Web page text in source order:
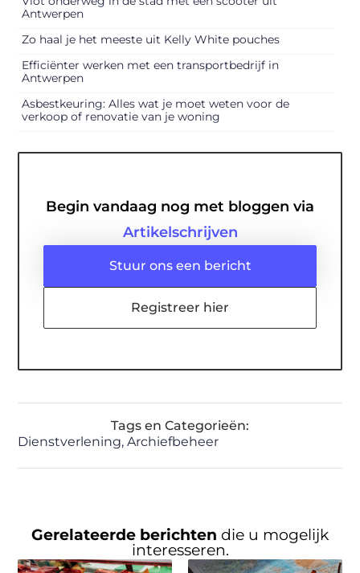
Antwerpen
Zo haal je het meeste uit Kelly White pouches
Efficiënter werken met een transportbedrijf in
Antwerpen
Asbestkeuring: Alles wat je moet weten voor de
verkoop of renovatie van je woning
Begin vandaag nog met bloggen via
Artikelschrijven
Stuur ons een bericht
Registreer hier
Tags en Categorieën:
Dienstverlening,Archiefbeheer
Gerelateerde berichten die u mogelijk
interesseren.